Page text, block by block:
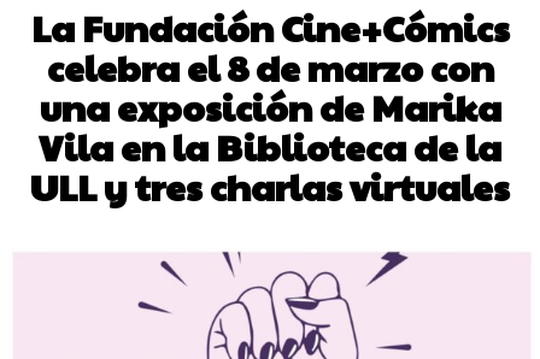
La Fundación Cine+Cómics
celebra el 8 de marzo con
una exposición de Marika
Vila en la Biblioteca de la
ULL y tres charlas virtuales